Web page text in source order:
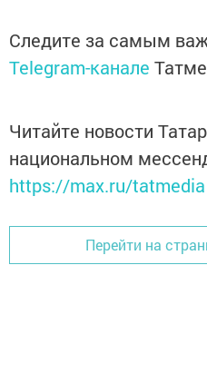
Следите за самым
Telegram-канале
Читайте новости
национальном
https://max.ru/tatmedia
Перейти на